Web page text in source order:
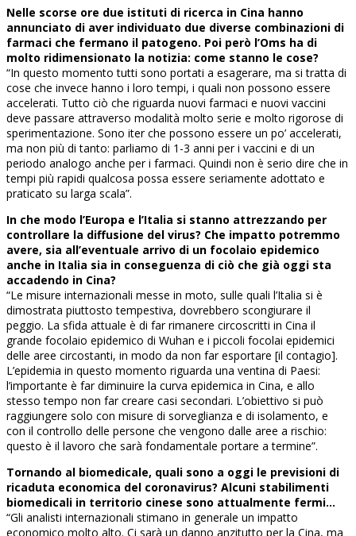
Nelle scorse ore due istituti di ricerca in Cina hanno
annunciato di aver individuato due diverse combinazioni di
farmaci che fermano il patogeno. Poi però l’Oms ha di
molto ridimensionato la notizia: come stanno le cose?
“In questo momento tutti sono portati a esagerare, ma si tratta di
cose che invece hanno i loro tempi, i quali non possono essere
accelerati. Tutto ciò che riguarda nuovi farmaci e nuovi vaccini
deve passare attraverso modalità molto serie e molto rigorose di
sperimentazione. Sono iter che possono essere un po’ accelerati,
ma non più di tanto: parliamo di 1-3 anni per i vaccini e di un
periodo analogo anche per i farmaci. Quindi non è serio dire che in
tempi più rapidi qualcosa possa essere seriamente adottato e
praticato su larga scala”.
In che modo l’Europa e l’Italia si stanno attrezzando per
controllare la diffusione del virus? Che impatto potremmo
avere, sia all’eventuale arrivo di un focolaio epidemico
anche in Italia sia in conseguenza di ciò che già oggi sta
accadendo in Cina?
“Le misure internazionali messe in moto, sulle quali l’Italia si è
dimostrata piuttosto tempestiva, dovrebbero scongiurare il
peggio. La sfida attuale è di far rimanere circoscritti in Cina il
grande focolaio epidemico di Wuhan e i piccoli focolai epidemici
delle aree circostanti, in modo da non far esportare [il contagio].
L’epidemia in questo momento riguarda una ventina di Paesi:
l’importante è far diminuire la curva epidemica in Cina, e allo
stesso tempo non far creare casi secondari. L’obiettivo si può
raggiungere solo con misure di sorveglianza e di isolamento, e
con il controllo delle persone che vengono dalle aree a rischio:
questo è il lavoro che sarà fondamentale portare a termine”.
Tornando al biomedicale, quali sono a oggi le previsioni di
ricaduta economica del coronavirus? Alcuni stabilimenti
biomedicali in territorio cinese sono attualmente fermi…
“Gli analisti internazionali stimano in generale un impatto
economico molto alto. Ci sarà un danno anzitutto per la Cina, ma